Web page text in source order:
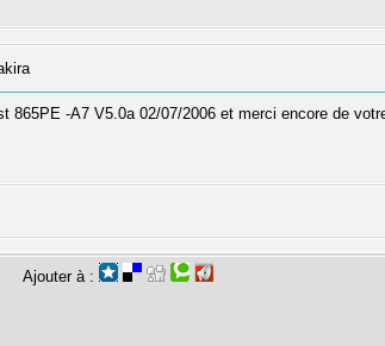
865PE -A7 V5.0a 02/07/2006 et merci encore de
Ajouter à :